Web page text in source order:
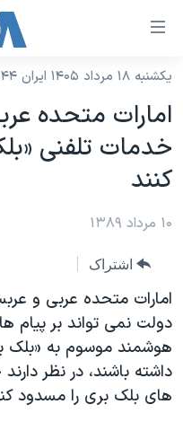
لینکهای
دسترسی
جهش
محتوای
اصلی
به
صفحه
جهش
به
جستجو
نسخه سبک وب‌سایت
موضوع ها
آمریکا
جهان
ورزشی
گزیده‌ها
ویژه برنامه‌ها
ویدیوها
برنامه های تلویزیونی
جدول برنامه ها
صفحه‌های ویژه
جام جهانی ۲۰۲۶
عملیات خشم حماسی
۲۵۰سالگی آمریکا
بایگانی برنامه‌های تلویزیونی
فرکانس‌های صدای آمریکا
پخش رادیویی
یادگیری زبان انگلیسی
یکشنبه ۱۸ مرداد ۱۴۰۵ ایران ۱۰:۴۴
امارات متحده
خدمات تلفنی
کنند
۱۰ مرداد ۱۳۸۹
اشتراک
امارات متحده عربی و
دولت نمی تواند بر پیام
هوشمند موسوم به «بلک
داشته باشند، در نظر
های بلک بری را مسدود